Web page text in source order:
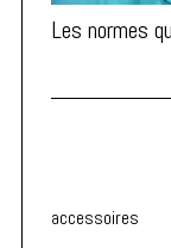
Les normes
accessoires